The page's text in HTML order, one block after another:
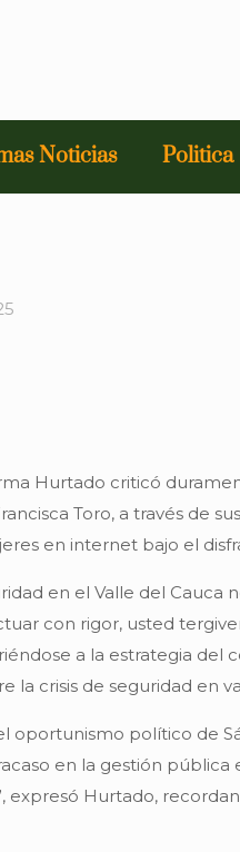
Noticias Politica
Hurtado criticó
Toro, a través de
en internet bajo el
en el Valle del
con rigor, usted
a la estrategia
la crisis de seguridad en
oportunismo político de
en la gestión
expresó Hurtado,